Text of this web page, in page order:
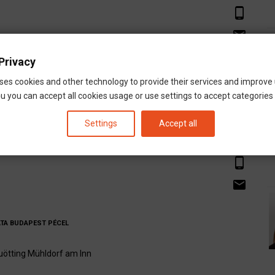
BUDAPEST PÉCEL
phone_android
email
BUDAPEST PÉCEL
Mühldorf am Inn
phone_android
email
cookies and other technology to provide their services and improve
you can accept all cookies usage or use settings to accept categories
Settings Accept all